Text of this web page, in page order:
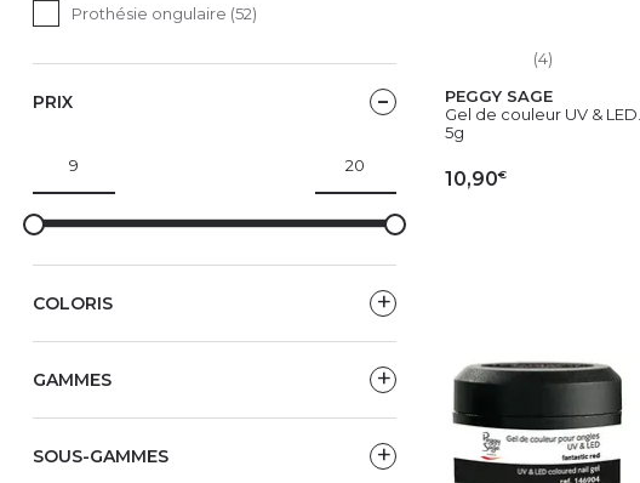
(4)
PEGGY SAGE
Gel de couleur UV & LED...
5g
10,90€
Prothésie ongulaire (52)
PRIX
COLORIS
GAMMES
SOUS-GAMMES